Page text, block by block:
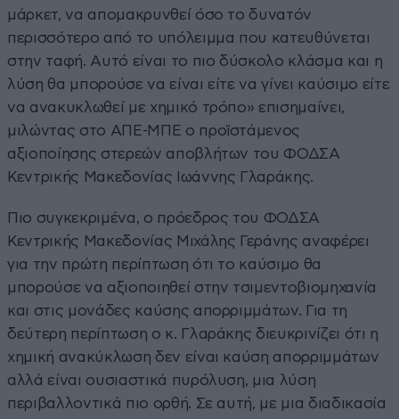
μάρκετ, να απομακρυνθεί όσο το δυνατόν
περισσότερο από το υπόλειμμα που κατευθύνεται
στην ταφή. Αυτό είναι το πιο δύσκολο κλάσμα και η
λύση θα μπορούσε να είναι είτε να γίνει καύσιμο είτε
να ανακυκλωθεί με χημικό τρόπο» επισημαίνει,
μιλώντας στο ΑΠΕ-ΜΠΕ ο προϊστάμενος
αξιοποίησης στερεών αποβλήτων του ΦΟΔΣΑ
Κεντρικής Μακεδονίας Ιωάννης Γλαράκης.
Πιο συγκεκριμένα, ο πρόεδρος του ΦΟΔΣΑ
Κεντρικής Μακεδονίας Μιχάλης Γεράνης αναφέρει
για την πρώτη περίπτωση ότι το καύσιμο θα
μπορούσε να αξιοποιηθεί στην τσιμεντοβιομηχανία
και στις μονάδες καύσης απορριμμάτων. Για τη
δεύτερη περίπτωση ο κ. Γλαράκης διευκρινίζει ότι η
χημική ανακύκλωση δεν είναι καύση απορριμμάτων
αλλά είναι ουσιαστικά πυρόλυση, μια λύση
περιβαλλοντικά πιο ορθή. Σε αυτή, με μια διαδικασία